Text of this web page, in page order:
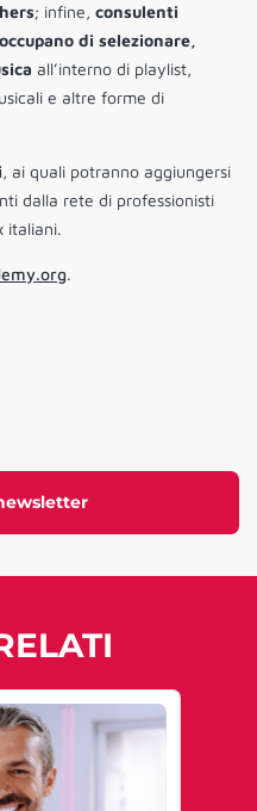
; infine, consulenti
di selezionare,
all’interno di playlist,
e altre forme di
, ai quali potranno aggiungersi
dalla rete di professionisti
italiani.
.